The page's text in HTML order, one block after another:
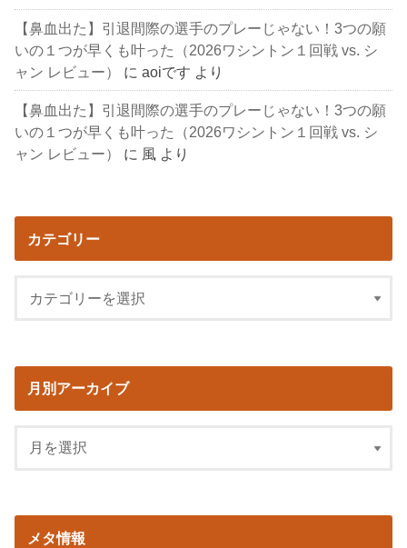
【鼻血出た】引退間際の選手のプレーじゃない！3つの願
いの１つが早くも叶った（2026ワシントン１回戦 vs. シ
ャン レビュー）
にaoiです より
【鼻血出た】引退間際の選手のプレーじゃない！3つの願
いの１つが早くも叶った（2026ワシントン１回戦 vs. シ
ャン レビュー）
に 風 より
カテゴリー
月別アーカイブ
メタ情報